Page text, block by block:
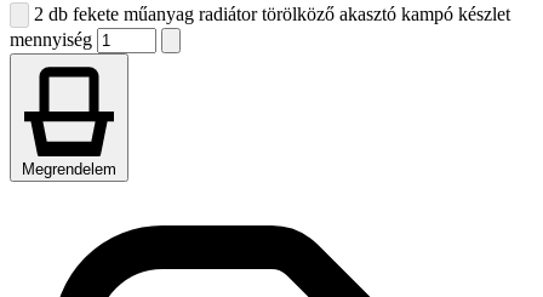
2 db fekete műanyag radiátor törölköző akasztó kampó készlet
mennyiség
Megrendelem